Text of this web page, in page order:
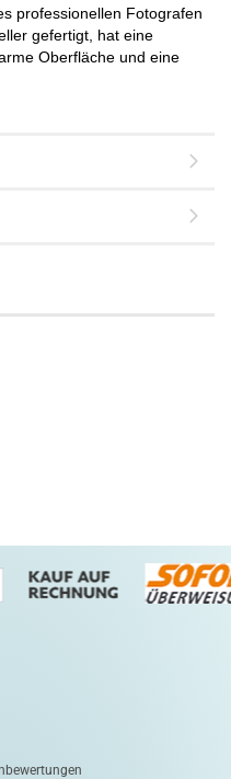
professionellen Fotografen
gefertigt, hat eine
Oberfläche und eine